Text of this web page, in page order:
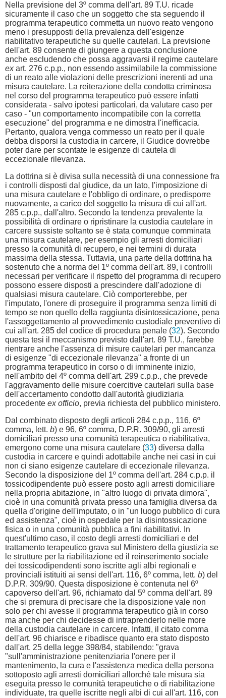
Nella previsione del 3º comma dell'art. 89 T.U. ricade
sicuramente il caso che un soggetto che sta seguendo il
programma terapeutico commetta un nuovo reato vengono
meno i presupposti della prevalenza dell'esigenze
riabilitativo terapeutiche su quelle cautelari. La previsione
dell'art. 89 consente di giungere a questa conclusione
anche escludendo che possa aggravarsi il regime cautelare
exart. 276 c.p.p., non essendo assimilabile la commissione
di un reato alle violazioni delle prescrizioni inerenti ad una
misura cautelare. La reiterazione della condotta criminosa
nel corso del programma terapeutico può essere infatti
considerata - salvo ipotesi particolari, da valutare caso per
caso - "un comportamento incompatibile con la corretta
esecuzione" del programma e ne dimostra l'inefficacia.
Pertanto, qualora venga commesso un reato per il quale
debba disporsi la custodia in carcere, il Giudice dovrebbe
poter dare per scontate le esigenze di cautela di
eccezionale rilevanza.
La dottrina si è divisa sulla necessità di una connessione fra
i controlli disposti dal giudice, da un lato, l'imposizione di
una misura cautelare e l'obbligo di ordinare, o predisporre
nuovamente, a carico del soggetto la misura di cui all'art.
285 c.p.p., dall'altro. Secondo la tendenza prevalente la
possibilità di ordinare o ripristinare la custodia cautelare in
carcere sussiste soltanto se è stata comunque comminata
una misura cautelare, per esempio gli arresti domiciliari
presso la comunità di recupero, e nei termini di durata
massima della stessa. Tuttavia, una parte della dottrina ha
sostenuto che a norma del 1º comma dell'art. 89, i controlli
necessari per verificare il rispetto del programma di recupero
possono essere disposti a prescindere dall'adozione di
qualsiasi misura cautelare. Ciò comporterebbe, per
l'imputato, l'onere di proseguire il programma senza limiti di
tempo se non quello della raggiunta disintossicazione, pena
l'assoggettamento al provvedimento custodiale preventivo di
cui all'art. 285 del codice di procedura penale (32). Secondo
questa tesi il meccanismo previsto dall'art. 89 T.U., farebbe
rientrare anche l'assenza di misure cautelari per mancanza
di esigenze "di eccezionale rilevanza" a fronte di un
programma terapeutico in corso o di imminente inizio,
nell'ambito del 4º comma dell'art. 299 c.p.p., che prevede
l'aggravamento delle misure coercitive cautelari sulla base
dell'accertamento condotto dall'autorità giudiziaria
procedente ex officio, previa richiesta del pubblico ministero.
Dal combinato disposto degli articoli 284 c.p.p., 116, 6º
comma, lett. b) e 96, 6º comma, D.P.R. 309/90, gli arresti
domiciliari presso una comunità terapeutica o riabilitativa,
emergono come una misura cautelare (33) diversa dalla
custodia in carcere e quindi adottabile anche nei casi in cui
non ci siano esigenze cautelare di eccezionale rilevanza.
Secondo la disposizione del 1º comma dell'art. 284 c.p.p. il
tossicodipendente può essere posto agli arresti domiciliare
nella propria abitazione, in "altro luogo di privata dimora",
cioè in una comunità privata presso una famiglia diversa da
quella d'origine dell'imputato, o in "un luogo pubblico di cura
ed assistenza", cioè in ospedale per la disintossicazione
fisica o in una comunità pubblica a fini riabilitativi. In
quest'ultimo caso, il costo degli arresti domiciliari e del
trattamento terapeutico grava sul Ministero della giustizia se
le strutture per la riabilitazione ed il reinserimento sociale
dei tossicodipendenti sono iscritte agli albi regionali e
provinciali istituiti ai sensi dell'art. 116, 6º comma, lett. b) del
D.P.R. 309/90. Questa disposizione è contenuta nel 6º
capoverso dell'art. 96, richiamato dal 5º comma dell'art. 89
che si premura di precisare che la disposizione vale non
solo per chi avesse il programma terapeutico già in corso
ma anche per chi decidesse di intraprenderlo nelle more
della custodia cautelare in carcere. Infatti, il citato comma
dell'art. 96 chiarisce e ribadisce quanto era stato disposto
dall'art. 25 della legge 398/84, stabilendo: "grava
"sull'amministrazione penitenziaria l'onere per il
mantenimento, la cura e l'assistenza medica della persona
sottoposto agli arresti domiciliari allorché tale misura sia
eseguita presso le comunità terapeutiche o di riabilitazione
individuate, tra quelle iscritte negli albi di cui all'art. 116, con